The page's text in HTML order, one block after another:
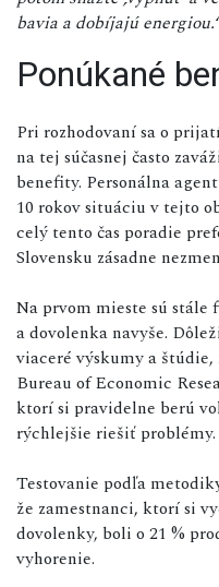
bavia a dobíjajú energiou.
Ponúkané
Pri rozhodovaní sa o
na tej súčasnej často
benefity. Personálna
10 rokov situáciu v tejto
celý tento čas poradie
Slovensku zásadne
Na prvom mieste sú stále
a dovolenka navyše.
viaceré výskumy a
Bureau of Economic
ktorí si pravidelne berú
rýchlejšie riešiť problémy.
Testovanie podľa
že zamestnanci, ktorí si
dovolenky, boli o 21 %
vyhorenie.